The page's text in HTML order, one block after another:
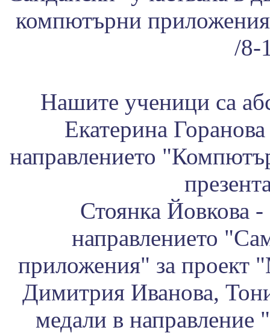
компютърни
/8-
Нашите ученици са
Екатерина
направлението
Стоянка Йовкова
направлението
приложения" за проект
Димитрия Иванова,
медали в